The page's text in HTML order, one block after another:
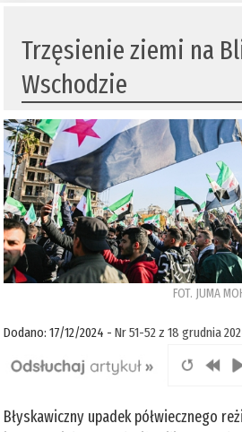
Trzęsienie ziemi na
Wschodzie
FOT. JUMA
Dodano: 17/12/2024 -Nr 51-52 z 18 grudnia
Błyskawiczny upadek półwiecznego